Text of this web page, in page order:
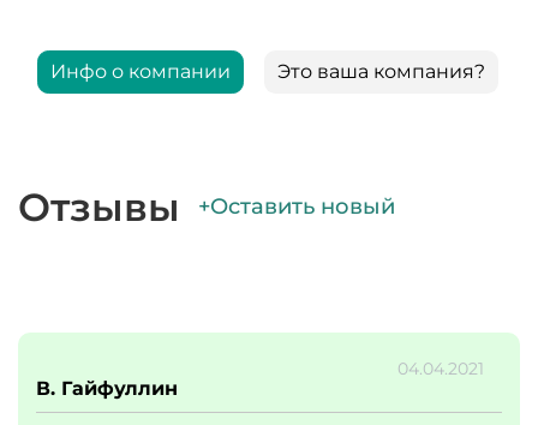
Инфо о компании Это ваша компания?
Отзывы +Оставить новый
04.04.2021
В. Гайфуллин